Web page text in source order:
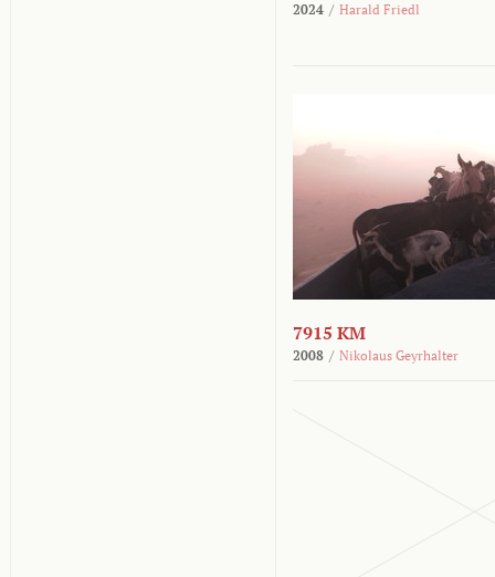
2024 / Harald Friedl
7915 KM
2008 / Nikolaus Geyrhalter